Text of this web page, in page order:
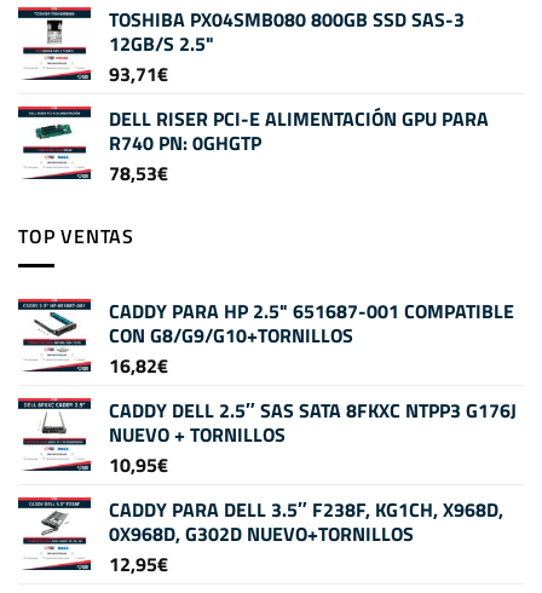
TOSHIBA PX04SMB080 800GB SSD SAS-3
12GB/S 2.5"
93,71€
DELL RISER PCI-E ALIMENTACIÓN GPU PARA
R740 PN: 0GHGTP
78,53€
TOP VENTAS
CADDY PARA HP 2.5" 651687-001 COMPATIBLE
CON G8/G9/G10+TORNILLOS
16,82€
CADDY DELL 2.5″ SAS SATA 8FKXC NTPP3 G176J
NUEVO + TORNILLOS
10,95€
CADDY PARA DELL 3.5″ F238F, KG1CH, X968D,
0X968D, G302D NUEVO+TORNILLOS
12,95€